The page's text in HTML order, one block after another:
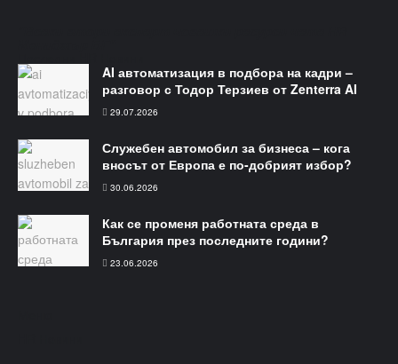
AI автоматизация в подбора на кадри –
разговор с Тодор Терзиев от Zenterra AI
29.07.2026
Служебен автомобил за бизнеса – кога
вносът от Европа е по-добрият избор?
30.06.2026
Как се променя работната среда в
България през последните години?
23.06.2026